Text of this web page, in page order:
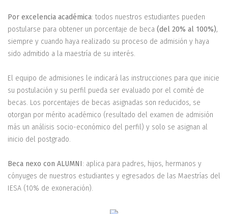
Por excelencia académica: todos nuestros estudiantes pueden
postularse para obtener un porcentaje de beca (del 20% al 100%),
siempre y cuando haya realizado su proceso de admisión y haya
sido admitido a la maestría de su interés.
El equipo de admisiones le indicará las instrucciones para que inicie
su postulación y su perfil pueda ser evaluado por el comité de
becas. Los porcentajes de becas asignadas son reducidos, se
otorgan por mérito académico (resultado del examen de admisión
más un análisis socio-económico del perfil) y solo se asignan al
inicio del postgrado.
Beca nexo con ALUMNI: aplica para padres, hijos, hermanos y
cónyuges de nuestros estudiantes y egresados de las Maestrías del
IESA (10% de exoneración).